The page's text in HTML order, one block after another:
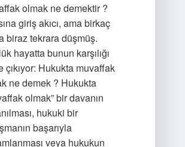
olmak ne demektir ?
giriş akıcı, ama birkaç
biraz tekrara düşmüş.
hayatta bunun karşılığı
çıkıyor: Hukukta muvaffak
ne demek ? Hukukta
olmak” bir davanın
hukuki bir
başarıyla
veya hukukun